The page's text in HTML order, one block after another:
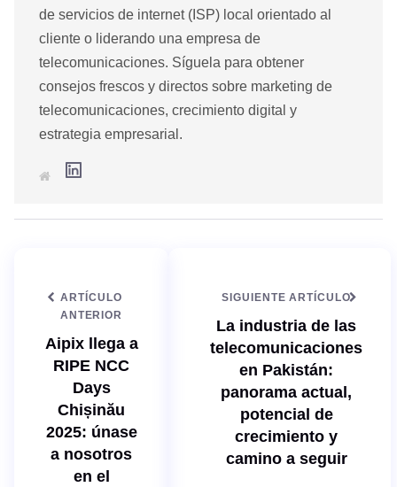
de servicios de internet (ISP) local orientado al
cliente o liderando una empresa de
telecomunicaciones. Síguela para obtener
consejos frescos y directos sobre marketing de
telecomunicaciones, crecimiento digital y
estrategia empresarial.
ARTÍCULO
ANTERIOR
Aipix llega a
RIPE NCC
Days
Chișinău
2025: únase
a nosotros
en el
SIGUIENTE ARTÍCULO
La industria de las
telecomunicaciones
en Pakistán:
panorama actual,
potencial de
crecimiento y
camino a seguir